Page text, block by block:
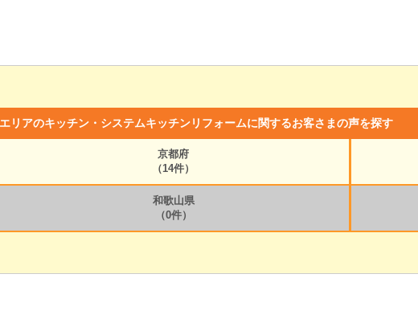
リアのキッチン・システムキッチンリフォームに関するお客さまの声を探す
京都府
（14件）
和歌山県
（0件）